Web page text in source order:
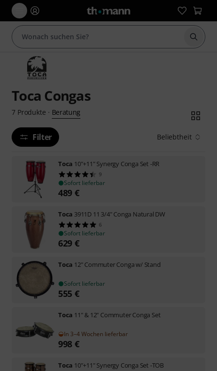
Suche
Toca Congas
7 Produkte · Beratung
Filter Beliebtheit
Toca 10"+11" Synergy Conga Set -RR
9
Sofort lieferbar
489 €
Toca 3911D 11 3/4" Conga Natural DW
6
Sofort lieferbar
629 €
Toca 12" Commuter Conga w/ Stand
Sofort lieferbar
555 €
Toca 11" & 12" Commuter Conga Set
In 3–4 Wochen lieferbar
998 €
Toca 10"+11" Synergy Conga Set -TOB